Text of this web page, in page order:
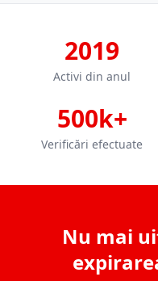
2019
Activi din anul
500k+
Verificări efectuate
Nu mai